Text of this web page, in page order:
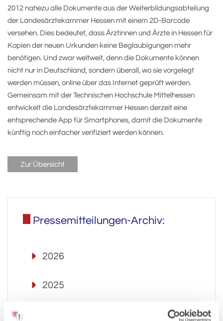
2012 nahezu alle Dokumente aus der Weiterbildungsabteilung
der Landesärztekammer Hessen mit einem 2D-Barcode
versehen. Dies bedeutet, dass Ärztinnen und Ärzte in Hessen für
Kopien der neuen Urkunden keine Beglaubigungen mehr
benötigen. Und zwar weltweit, denn die Dokumente können
nicht nur in Deutschland, sondern überall, wo sie vorgelegt
werden müssen, online über das Internet geprüft werden.
Gemeinsam mit der Technischen Hochschule Mittelhessen
entwickelt die Landesärztekammer Hessen derzeit eine
entsprechende App für Smartphones, damit die Dokumente
künftig noch einfacher verifiziert werden können.
Zur Übersicht
Pressemitteilungen-Archiv:
2026
2025